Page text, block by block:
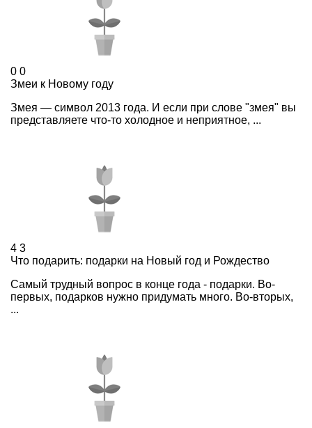
0 0
Змеи к Новому году
Змея — символ 2013 года. И если при слове "змея" вы
представляете что-то холодное и неприятное, ...
4 3
Что подарить: подарки на Новый год и Рождество
Самый трудный вопрос в конце года - подарки. Во-
первых, подарков нужно придумать много. Во-вторых,
...